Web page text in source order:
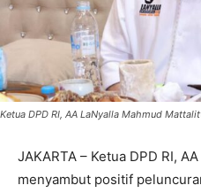
Ketua DPD RI, AA LaNyalla Mahmud
JAKARTA – Ketua DPD RI,
menyambut positif